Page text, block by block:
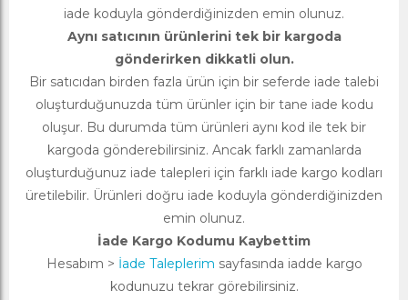
iade koduyla gönderdiğinizden emin olunuz.
Aynı satıcının ürünlerini tek bir kargoda
gönderirken dikkatli olun.
Bir satıcıdan birden fazla ürün için bir seferde iade talebi
oluşturduğunuzda tüm ürünler için bir tane iade kodu
oluşur. Bu durumda tüm ürünleri aynı kod ile tek bir
kargoda gönderebilirsiniz. Ancak farklı zamanlarda
oluşturduğunuz iade talepleri için farklı iade kargo kodları
üretilebilir. Ürünleri doğru iade koduyla gönderdiğinizden
emin olunuz.
İade Kargo Kodumu Kaybettim
Hesabım > İade Taleplerim sayfasında iadde kargo
kodunuzu tekrar görebilirsiniz.